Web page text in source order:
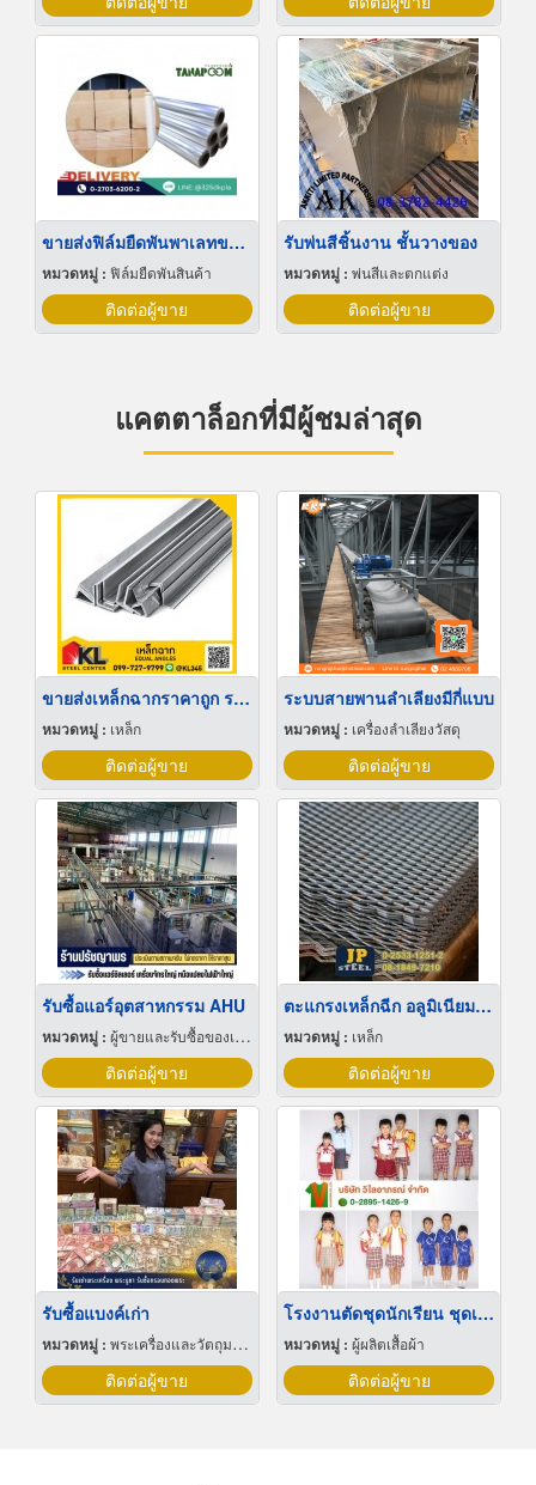
ขายส่งฟิล์มยืดพันพาเลทขนาดพันด้วยมือ Hand wrap
หมวดหมู่ : ฟิล์มยืดพันสินค้า
ติดต่อผู้ขาย
รับพ่นสีชิ้นงาน ชั้นวางของ
หมวดหมู่ : พ่นสีและตกแต่ง
ติดต่อผู้ขาย
แคตตาล็อกที่มีผู้ชมล่าสุด
ขายส่งเหล็กฉากราคาถูก ราชพฤกษ์ (EQUAL ANGLES)
หมวดหมู่ : เหล็ก
ติดต่อผู้ขาย
ระบบสายพานลำเลียงมีกี่แบบ
หมวดหมู่ : เครื่องลำเลียงวัสดุ
ติดต่อผู้ขาย
รับซื้อแอร์อุตสาหกรรม AHU
หมวดหมู่ : ผู้ขายและรับซื้อของเก่าและเศษเหล็ก
ติดต่อผู้ขาย
ตะแกรงเหล็กฉีก อลูมิเนียมฉีก
หมวดหมู่ : เหล็ก
ติดต่อผู้ขาย
รับซื้อแบงค์เก่า
หมวดหมู่ : พระเครื่องและวัตถุมงคล
ติดต่อผู้ขาย
โรงงานตัดชุดนักเรียน ชุดเด็กอนุบาล บางบอน
หมวดหมู่ : ผู้ผลิตเสื้อผ้า
ติดต่อผู้ขาย